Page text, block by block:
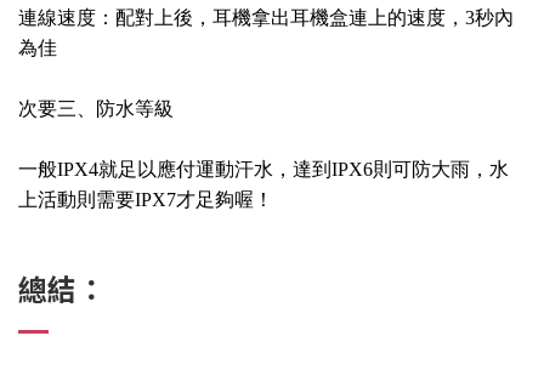
連線速度：配對上後，耳機拿出耳機盒連上的速度，3秒內
為佳
次要三、防水等級
一般IPX4就足以應付運動汗水，達到IPX6則可防大雨，水
上活動則需要IPX7才足夠喔！
總結：